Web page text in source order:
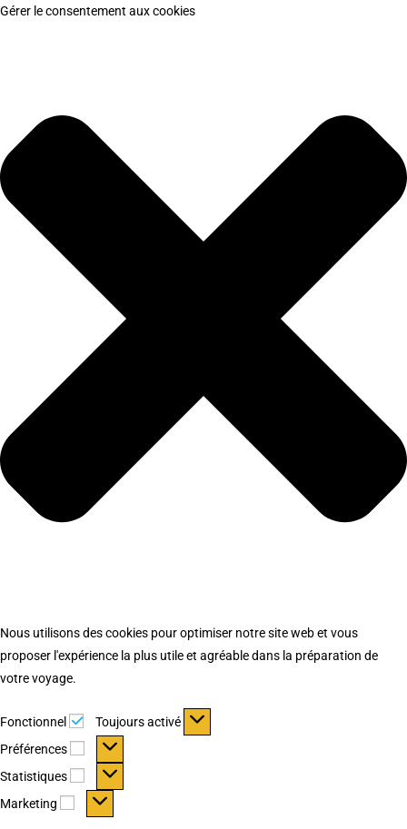
Gérer le consentement aux cookies
Nous utilisons des cookies pour optimiser notre site web et vous
proposer l'expérience la plus utile et agréable dans la préparation de
votre voyage.
Fonctionnel Fonctionnel
Toujours activé
Préférences
Préférences
Statistiques Statistiques
Marketing Marketing